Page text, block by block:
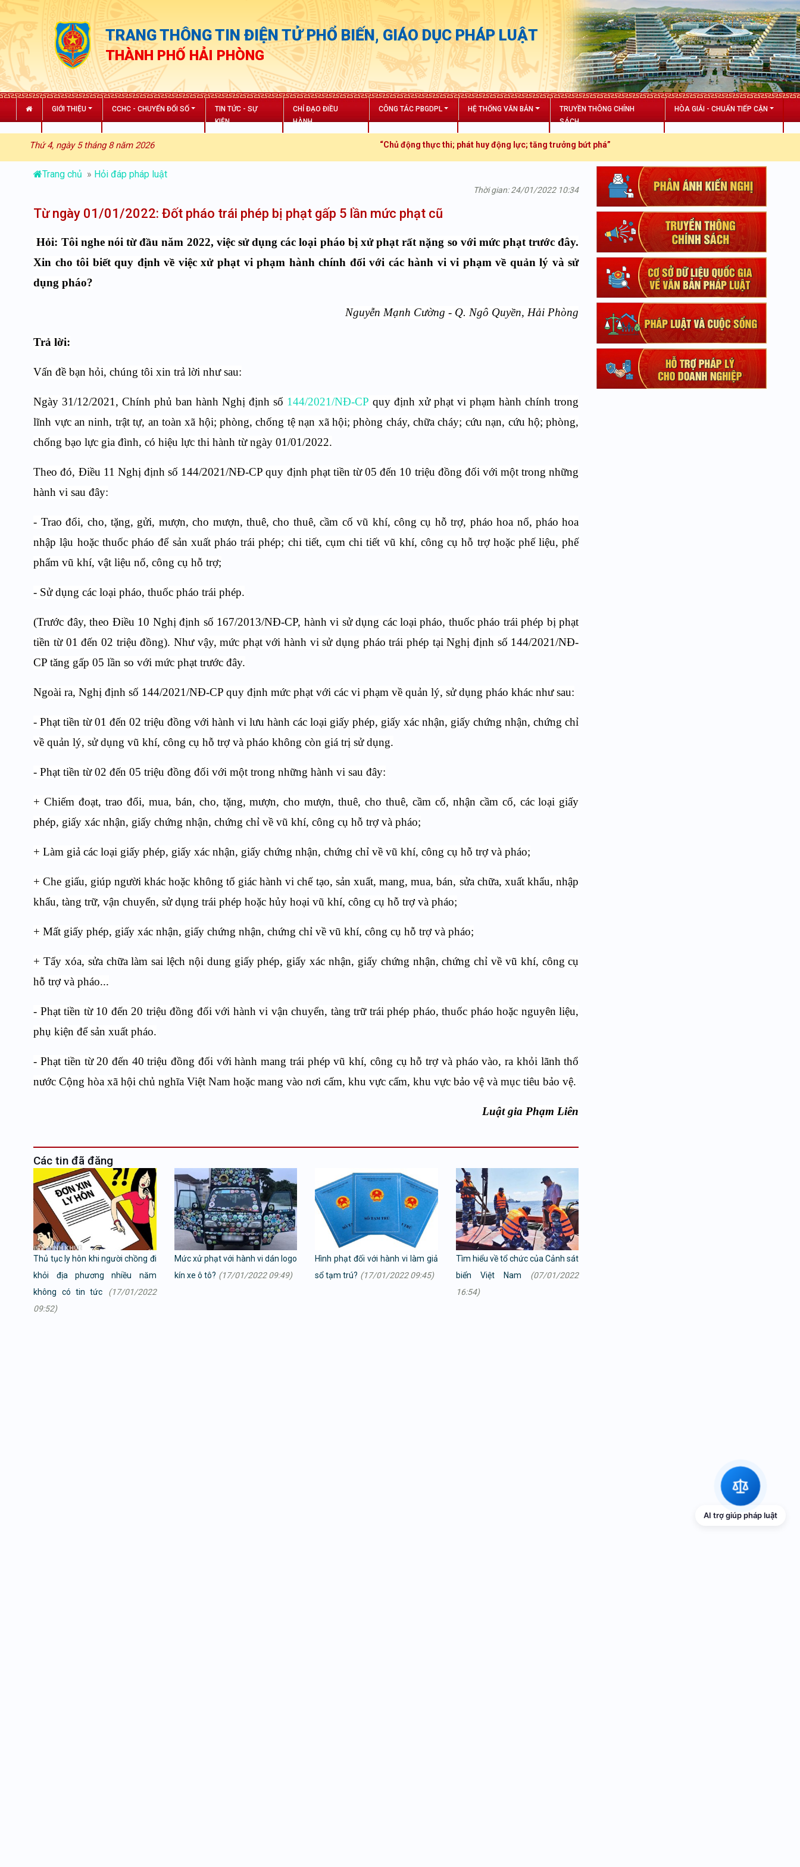
TRANG THÔNG TIN ĐIỆN TỬ PHỔ BIẾN, GIÁO DỤC PHÁP LUẬT
THÀNH PHỐ HẢI PHÒNG
GIỚI THIỆU CCHC - CHUYỂN ĐỔI SỐ
TIN TỨC - SỰ
KIỆN
CHỈ ĐẠO ĐIỀU
HÀNH
CÔNG TÁC PBGDPL HỆ THỐNG VĂN BẢN
TRUYỀN THÔNG CHÍNH
SÁCH
HÒA GIẢI - CHUẨN TIẾP CẬN
Thứ 4, ngày 5 tháng 8 năm 2026 “Chủ động thực thi; phát huy động lực; tăng trưởng bứt phá”
Trang chủ » Hỏi đáp pháp luật
Thời gian: 24/01/2022 10:34
Từ ngày 01/01/2022: Đốt pháo trái phép bị phạt gấp 5 lần mức phạt cũ
Hỏi: Tôi nghe nói từ đầu năm 2022, việcsửdụng các loại pháo bị xử phạt rất nặng so với mức phạt trước đây.
Xin cho tôi biết quy định về việc xử phạt vi phạm hành chính đối với các hành vi vi phạm về quản lý và sử
dụng pháo?
Nguyễn Mạnh Cường - Q. Ngô Quyền, Hải Phòng
Trả lời:
Vấn đề bạn hỏi, chúng tôi xin trả lời như sau:
Ngày 31/12/2021, Chính phủ ban hành Nghị định số 144/2021/NĐ-CP quy định xử phạt vi phạm hành chính trong
lĩnh vực an ninh, trật tự, an toàn xã hội; phòng, chống tệ nạn xã hội; phòng cháy, chữa cháy; cứu nạn, cứu hộ; phòng,
chống bạo lực gia đình, có hiệu lực thi hành từ ngày 01/01/2022.
Theo đó, Điều 11 Nghị định số 144/2021/NĐ-CP quy định phạt tiền từ 05 đến 10 triệu đồng đối với một trong những
hành vi sau đây:
- Trao đổi, cho, tặng, gửi, mượn, cho mượn, thuê, cho thuê, cầm cố vũ khí, công cụ hỗ trợ, pháo hoa nổ, pháo hoa
nhập lậu hoặc thuốc pháo để sản xuất pháo trái phép; chi tiết, cụm chi tiết vũ khí, công cụ hỗ trợ hoặc phế liệu, phế
phẩm vũ khí, vật liệu nổ, công cụ hỗ trợ;
- Sử dụng các loại pháo, thuốc pháo trái phép.
(Trước đây, theo Điều 10 Nghị định số 167/2013/NĐ-CP, hành vi sử dụng các loại pháo, thuốc pháo trái phép bị phạt
tiền từ 01 đến 02 triệu đồng). Như vậy, mức phạt với hành vi sử dụng pháo trái phép tại Nghị định số 144/2021/NĐ-
CP tăng gấp 05 lần so với mức phạt trước đây.
Ngoài ra, Nghị định số 144/2021/NĐ-CP quy định mức phạt với các vi phạm về quản lý, sử dụng pháo khác như sau:
- Phạt tiền từ 01 đến 02 triệu đồng với hành vi lưu hành các loại giấy phép, giấy xác nhận, giấy chứng nhận, chứng chỉ
về quản lý, sử dụng vũ khí, công cụ hỗ trợ và pháo không còn giá trị sử dụng.
- Phạt tiền từ 02 đến 05 triệu đồng đối với một trong những hành vi sau đây:
+ Chiếm đoạt, trao đổi, mua, bán, cho, tặng, mượn, cho mượn, thuê, cho thuê, cầm cố, nhận cầm cố, các loại giấy
phép, giấy xác nhận, giấy chứng nhận, chứng chỉ về vũ khí, công cụ hỗ trợ và pháo;
+ Làm giả các loại giấy phép, giấy xác nhận, giấy chứng nhận, chứng chỉ về vũ khí, công cụ hỗ trợ và pháo;
+ Che giấu, giúp người khác hoặc không tố giác hành vi chế tạo, sản xuất, mang, mua, bán, sửa chữa, xuất khẩu, nhập
khẩu, tàng trữ, vận chuyển, sử dụng trái phép hoặc hủy hoại vũ khí, công cụ hỗ trợ và pháo;
+ Mất giấy phép, giấy xác nhận, giấy chứng nhận, chứng chỉ về vũ khí, công cụ hỗ trợ và pháo;
+ Tẩy xóa, sửa chữa làm sai lệch nội dung giấy phép, giấy xác nhận, giấy chứng nhận, chứng chỉ về vũ khí, công cụ
hỗ trợ và pháo...
- Phạt tiền từ 10 đến 20 triệu đồng đối với hành vi vận chuyển, tàng trữ trái phép pháo, thuốc pháo hoặc nguyên liệu,
phụ kiện để sản xuất pháo.
- Phạt tiền từ 20 đến 40 triệu đồng đối với hành mang trái phép vũ khí, công cụ hỗ trợ và pháo vào, ra khỏi lãnh thổ
nước Cộng hòa xã hội chủ nghĩa Việt Nam hoặc mang vào nơi cấm, khu vực cấm, khu vực bảo vệ và mục tiêu bảo vệ.
Luật gia Phạm Liên
Các tin đã đăng
Thủ tục ly hôn khi người chồng đi
khỏi địa phương nhiều năm
không có tin tức
(17/01/2022
09:52)
Mức xử phạt với hành vi dán logo
kín xe ô tô? (17/01/2022 09:49)
Hình phạt đối với hành vi làm giả
sổ tạm trú? (17/01/2022 09:45)
Tìm hiểu về tổ chức của Cảnh sát
biển Việt Nam
(07/01/2022
16:54)
AI trợ giúp pháp luật